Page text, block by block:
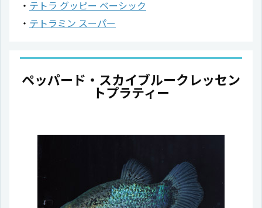
テトラ グッピー ベーシック
テトラミン スーパー
ペッパード・スカイブルークレッセン
トプラティー